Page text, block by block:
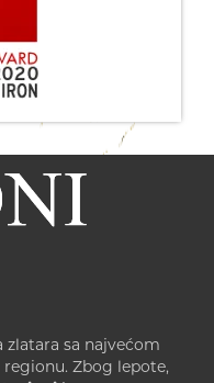
zlatara sa najvećom
Zbog lepote,